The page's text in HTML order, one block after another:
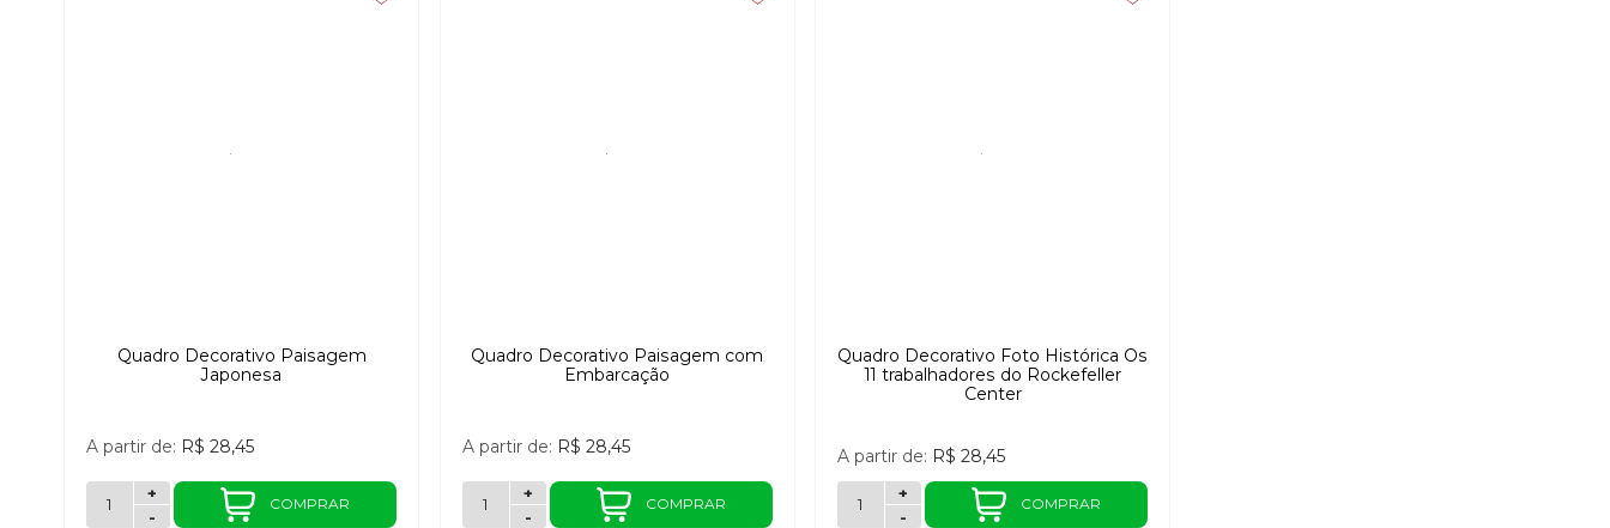
Quadro Decorativo Paisagem
Japonesa
A partir de: R$ 28,45
-
+
COMPRAR
Quadro Decorativo Paisagem com
Embarcação
A partir de: R$ 28,45
-
+
COMPRAR
Quadro Decorativo Foto Histórica Os
11 trabalhadores do Rockefeller
Center
A partir de: R$ 28,45
-
+
COMPRAR